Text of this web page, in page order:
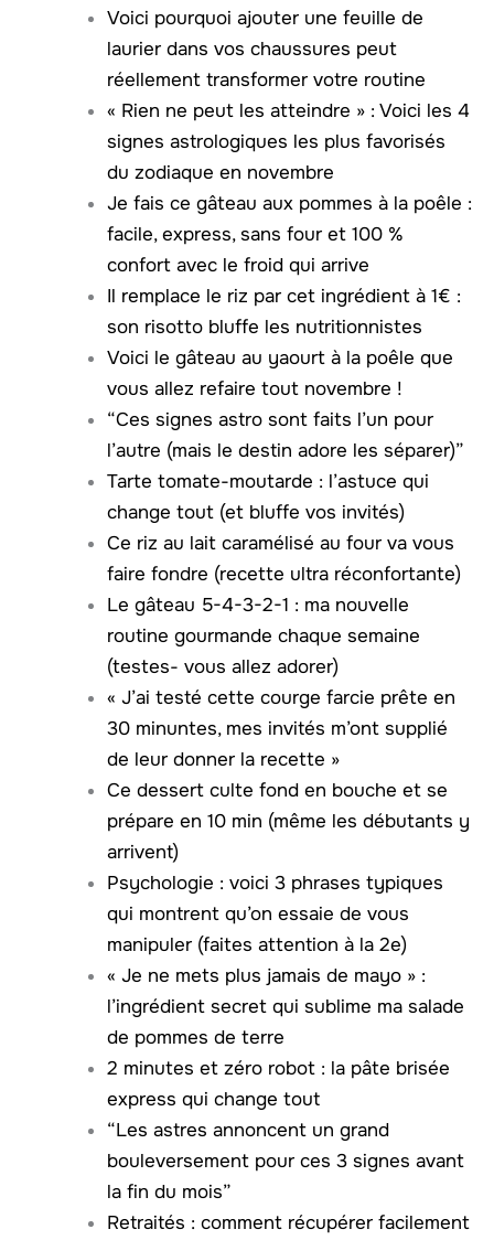
Voici pourquoi ajouter une feuille de
laurier dans vos chaussures peut
réellement transformer votre routine
« Rien ne peut les atteindre » : Voici les 4
signes astrologiques les plus favorisés
du zodiaque en novembre
Je fais ce gâteau aux pommes à la poêle :
facile, express, sans four et 100 %
confort avec le froid qui arrive
Il remplace le riz par cet ingrédient à 1€ :
son risotto bluffe les nutritionnistes
Voici le gâteau au yaourt à la poêle que
vous allez refaire tout novembre !
“Ces signes astro sont faits l’un pour
l’autre (mais le destin adore les séparer)”
Tarte tomate-moutarde : l’astuce qui
change tout (et bluffe vos invités)
Ce riz au lait caramélisé au four va vous
faire fondre (recette ultra réconfortante)
Le gâteau 5-4-3-2-1 : ma nouvelle
routine gourmande chaque semaine
(testes- vous allez adorer)
« J’ai testé cette courge farcie prête en
30 minuntes, mes invités m’ont supplié
de leur donner la recette »
Ce dessert culte fond en bouche et se
prépare en 10 min (même les débutants y
arrivent)
Psychologie : voici 3 phrases typiques
qui montrent qu’on essaie de vous
manipuler (faites attention à la 2e)
« Je ne mets plus jamais de mayo » :
l’ingrédient secret qui sublime ma salade
de pommes de terre
2 minutes et zéro robot : la pâte brisée
express qui change tout
“Les astres annoncent un grand
bouleversement pour ces 3 signes avant
la fin du mois”
Retraités : comment récupérer facilement